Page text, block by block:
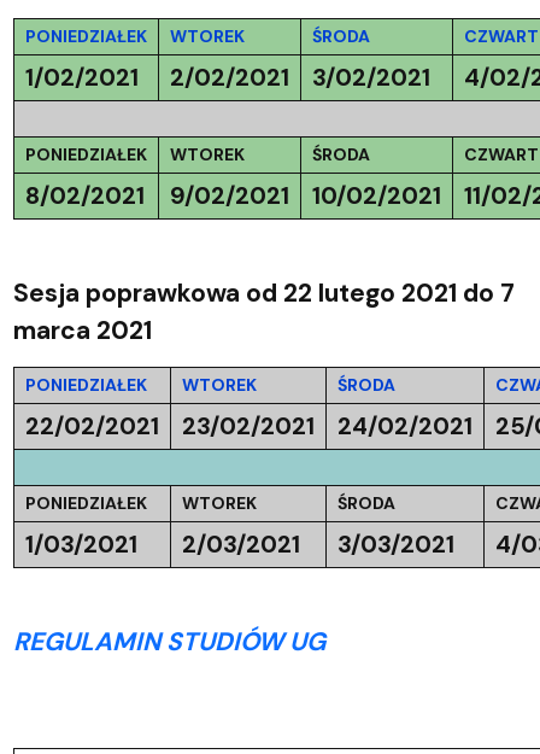
PONIEDZIAŁEK WTOREK ŚRODA
1/02/2021 2/02/2021 3/02/2021 4/02/
PONIEDZIAŁEK WTOREK ŚRODA
8/02/2021 9/02/2021 10/02/2021 11/02/
Sesja poprawkowa od 22 lutego 2021 do 7
marca 2021
PONIEDZIAŁEK WTOREK ŚRODA
22/02/2021 23/02/2021 24/02/2021 25/
PONIEDZIAŁEK WTOREK ŚRODA
1/03/2021 2/03/2021 3/03/2021 4/
REGULAMIN STUDIÓW UG